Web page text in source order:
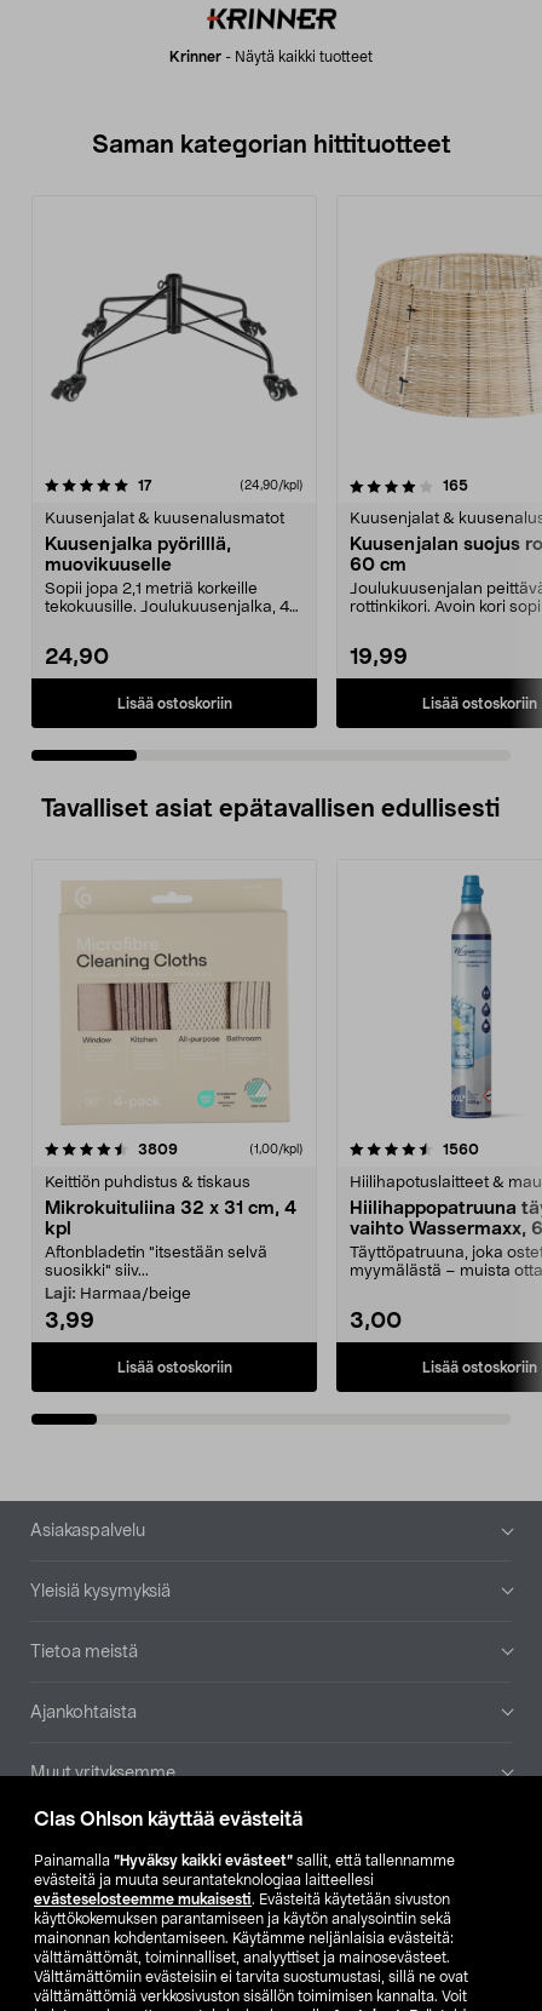
Clas Ohlson käyttää evästeitä
Painamalla ”Hyväksy kaikki evästeet” sallit, että tallennamme
evästeitä ja muuta seurantateknologiaa laitteellesi
evästeselosteemme mukaisesti. Evästeitä käytetään sivuston
käyttökokemuksen parantamiseen ja käytön analysointiin sekä
mainonnan kohdentamiseen. Käytämme neljänlaisia evästeitä:
välttämättömät, toiminnalliset, analyyttiset ja mainosevästeet.
Välttämättömiin evästeisiin ei tarvita suostumustasi, sillä ne ovat
välttämättömiä verkkosivuston sisällön toimimisen kannalta. Voit
Krinner - Näytä kaikki tuotteet
Saman kategorian hittituotteet
17arvostelut (24,90/kpl)
Kuusenjalat & kuusenalusmatot
Kuusenjalka pyörilllä,
muovikuuselle
Sopii jopa 2,1 metriä korkeille
tekokuusille. Joulukuusenjalka, 4
24,90
Lisää ostoskoriin
4.0 viidestä
165arvostelut
Kuusenjalat &
Kuusenjalan suojus
60 cm
Joulukuusenjalan
rottinkikori. Avoin kori
19,99
Lisää ostoskoriin
3.0 viidestä
Tavalliset asiat epätavallisen edullisesti
3809arvostelut (1,00/kpl)
Keittiön puhdistus & tiskaus
Mikrokuituliina 32 x 31 cm, 4
kpl
Aftonbladetin "itsestään selvä
suosikki" siiv...
Laji: Harmaa/beige
3,99
Lisää ostoskoriin
4.5viidestä
1560
Hiilihapotuslaitteet &
Hiilihappopatruuna
vaihto Wassermaxx,
Täyttöpatruuna, joka
myymälästä – muista
3,00
Lisää ostoskoriin
4.5viidestä
Alatunniste
Asiakaspalvelu
Yleisiä kysymyksiä
Tietoa meistä
Ajankohtaista
Muut yrityksemme
Etsi myymälä
SE NO FI
FI SV